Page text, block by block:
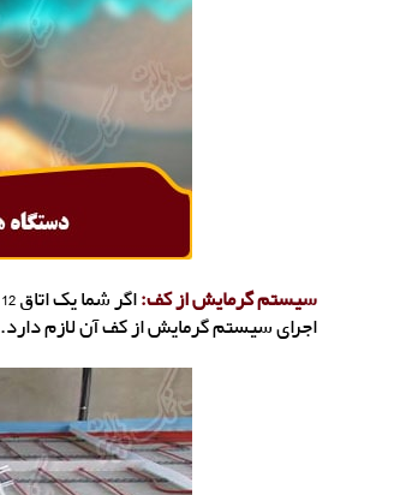
سیستم گرمایش از کف:
اجرای سیستم گرمایش از کف آن لازم دارد.